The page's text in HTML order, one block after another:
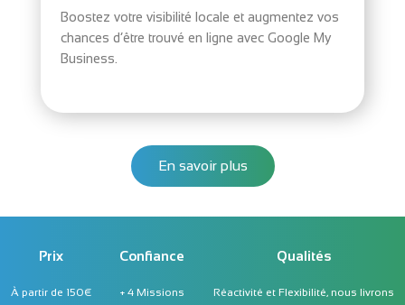
Boostez votre visibilité locale et augmentez vos
chances d’être trouvé en ligne avec Google My
Business.
En savoir plus
Prix
À partir de 150€
Confiance
+ 4 Missions
Qualités
Réactivité et Flexibilité, nous livrons